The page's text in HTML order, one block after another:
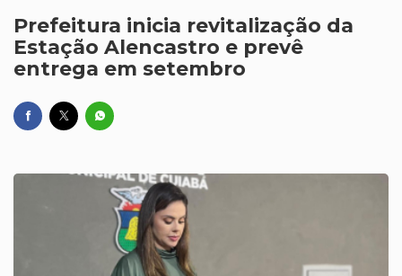
Prefeitura inicia revitalização da
Estação Alencastro e prevê
entrega em setembro